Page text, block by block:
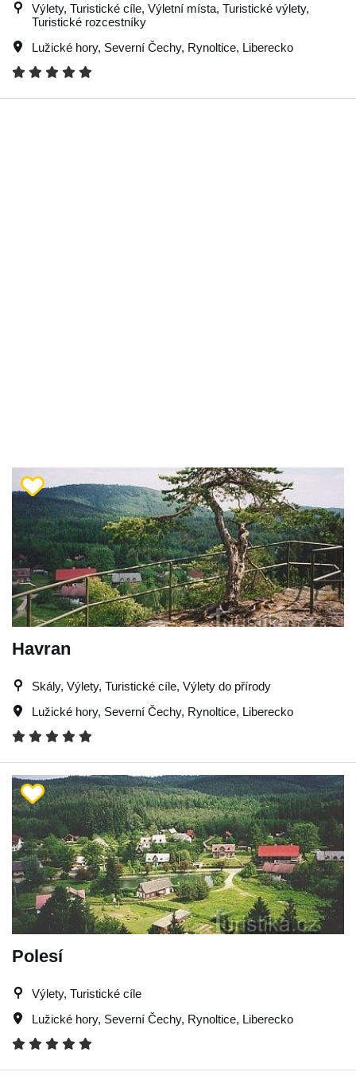
Výlety, Turistické cíle, Výletní místa, Turistické výlety,
Turistické rozcestníky
Lužické hory, Severní Čechy, Rynoltice, Liberecko
Havran
Skály, Výlety, Turistické cíle, Výlety do přírody
Lužické hory, Severní Čechy, Rynoltice, Liberecko
Polesí
Výlety, Turistické cíle
Lužické hory, Severní Čechy, Rynoltice, Liberecko